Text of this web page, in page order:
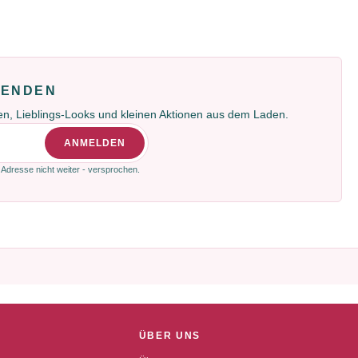
Lieblings-Looks und kleinen Aktionen aus dem Laden.
ANMELDEN
nicht weiter - versprochen.
ÜBER UNS